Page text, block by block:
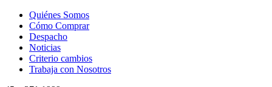
Quiénes Somos
Cómo Comprar
Despacho
Noticias
Criterio cambios
Trabaja con Nosotros